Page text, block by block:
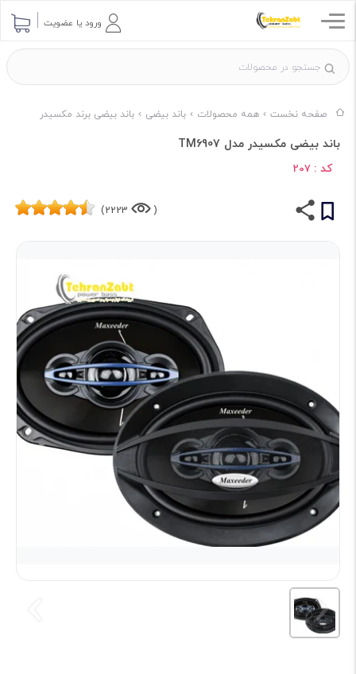
ورود یا عضویت
صفحه نخست همه محصولات باند بیضی باند بیضی برند مکسیدر
باند بیضی مکسیدر مدل TM6907
کد : 207
(
2223)